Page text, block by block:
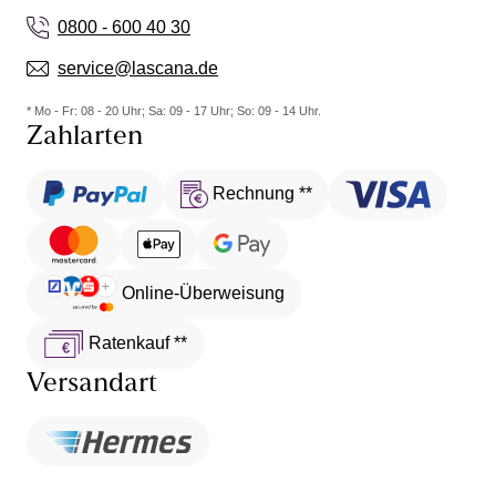
0800 - 600 40 30
service@lascana.de
* Mo - Fr: 08 - 20 Uhr; Sa: 09 - 17 Uhr; So: 09 - 14 Uhr.
Zahlarten
Rechnung **
Online-Überweisung
Ratenkauf **
Versandart